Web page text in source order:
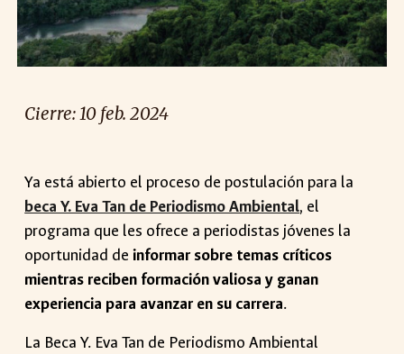
Cierre: 10 feb. 2024
Ya está abierto el proceso de postulación para la
beca Y. Eva Tan de Periodismo Ambiental, el
programa que les ofrece a periodistas jóvenes la
oportunidad deinformar sobre temas críticos
mientras reciben formación valiosa y ganan
experiencia para avanzar en su carrera.
La Beca Y. Eva Tan de Periodismo Ambiental